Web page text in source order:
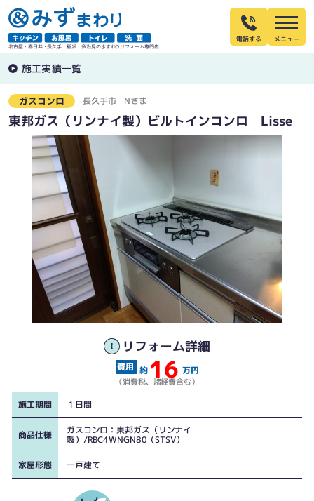
名古屋・春日井・長久手・稲沢・多治見の水まわりリフォーム専門店
電話する
施工実績一覧
ガスコンロ 長久手市 Nさま
東邦ガス（リンナイ製）ビルトインコンロ Lisse
リフォーム詳細
約 16 万円
（消費税、諸経費含む）
施工期間 １日間
商品仕様
ガスコンロ：東邦ガス（リンナイ
製）/RBC4WNGN80（STSV）
家屋形態 一戸建て